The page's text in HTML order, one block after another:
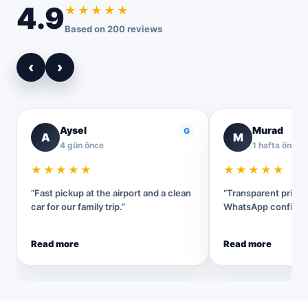
4.9★★★★★
Based on 200 reviews
‹ ›
A
Aysel
4 gün önce
G
★★★★★
“Fast pickup at the airport and a clean
car for our family trip.”
Read more
M
Murad
1 hafta önce
★★★★★
“Transparent
WhatsApp
Read more